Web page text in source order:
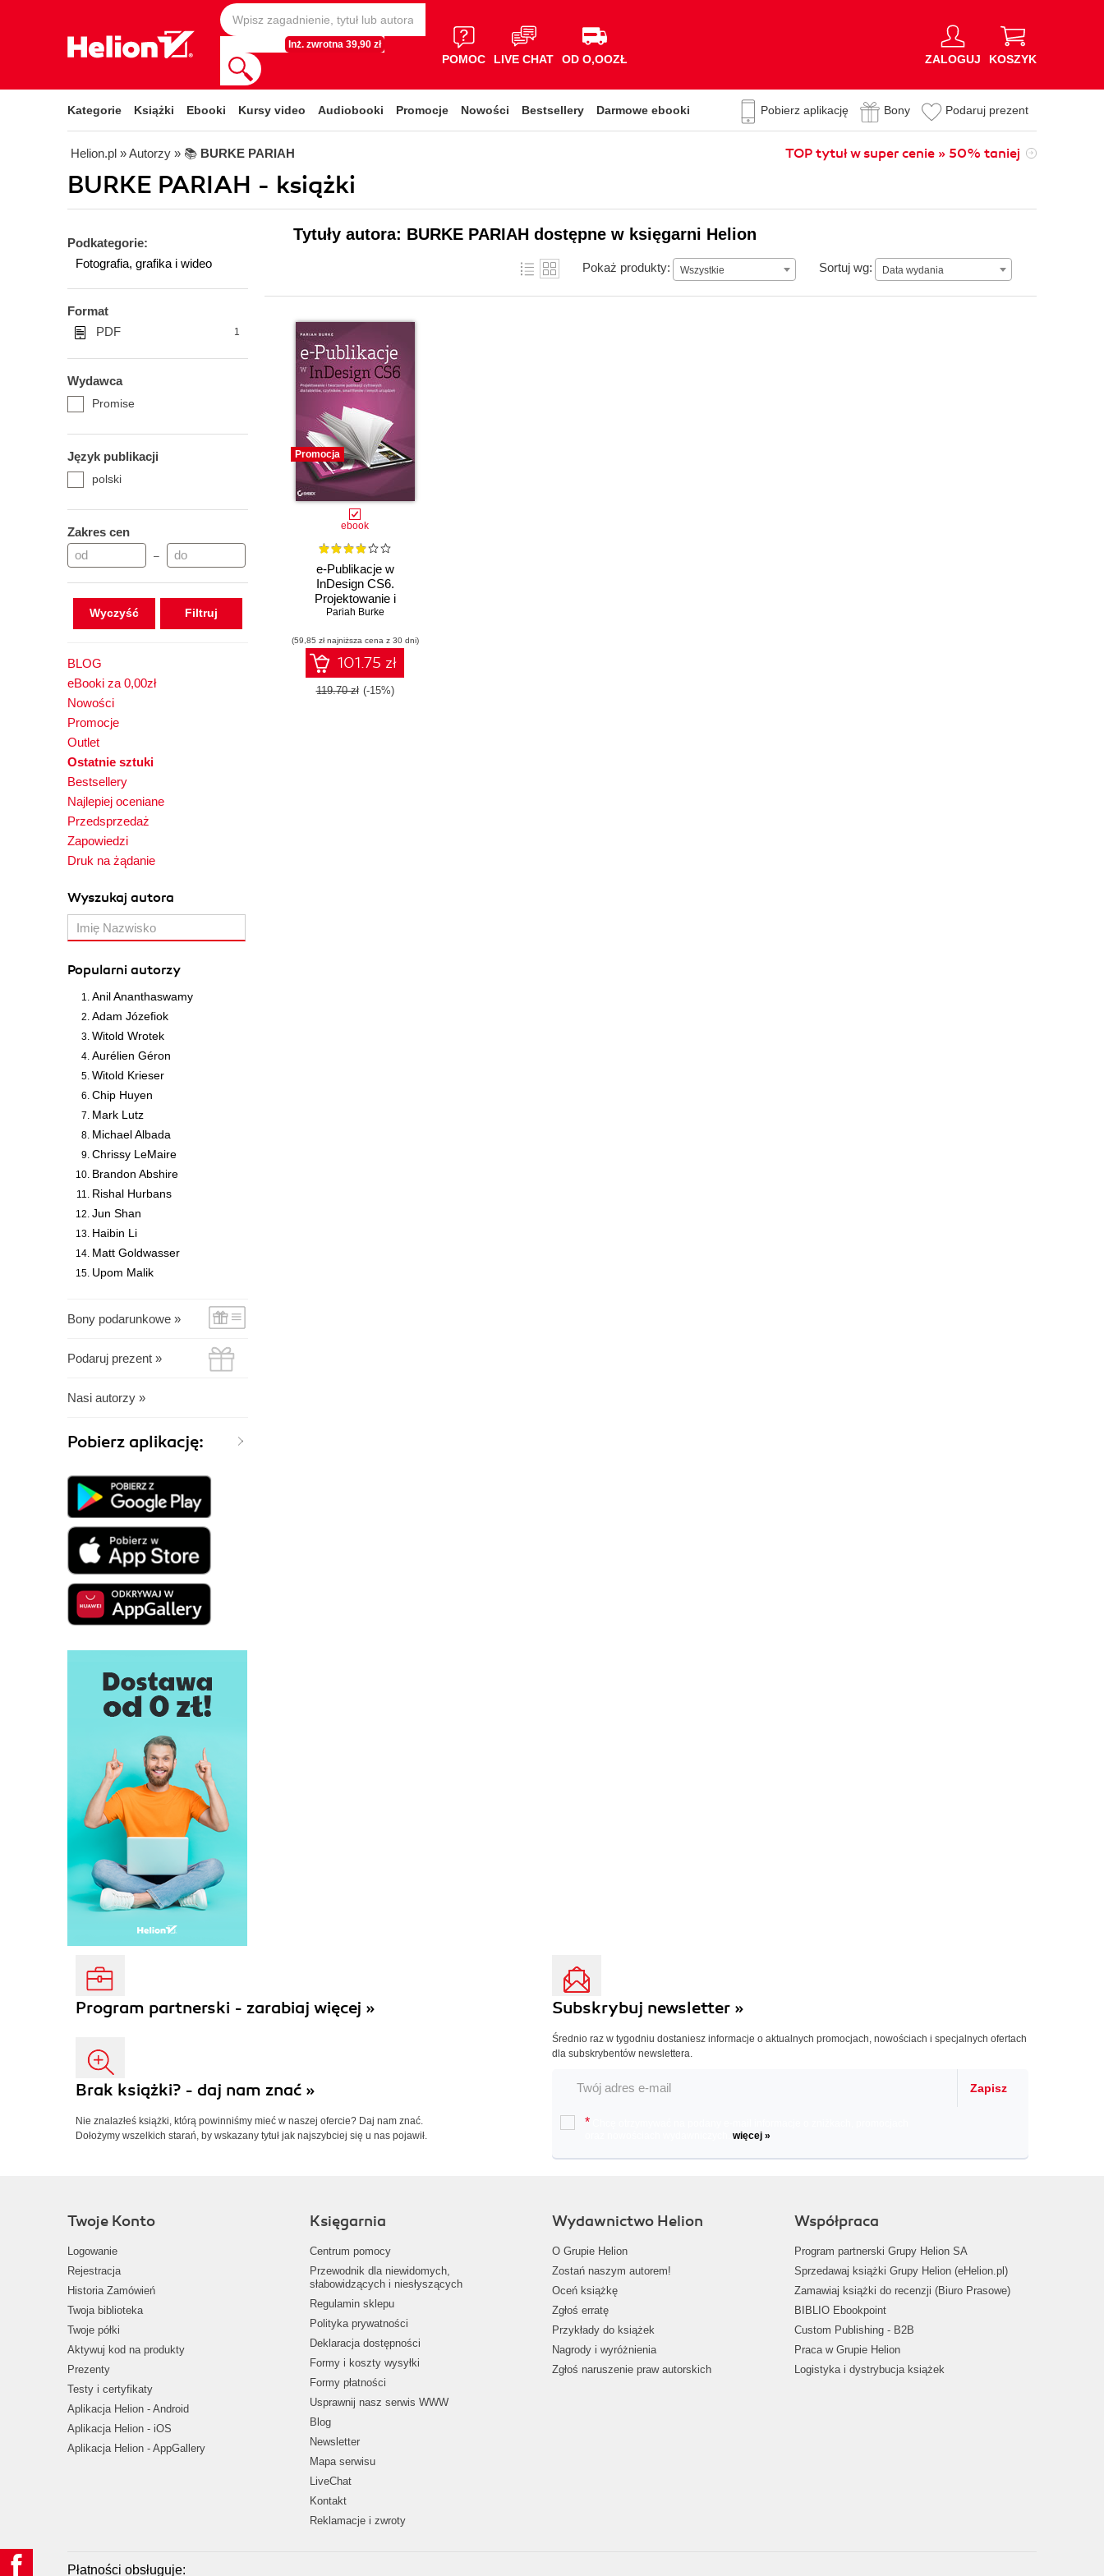
Inż. zwrotna 39,90 zł
POMOC LIVE CHAT OD O,OOZŁ ZALOGUJ KOSZYK
Kategorie Książki Ebooki Kursy video Audiobooki Promocje Nowości Bestsellery Darmowe ebooki Pobierz aplikację Bony Podaruj prezent
Helion.pl » Autorzy » 📚 BURKE PARIAH TOP tytuł w super cenie » 50% taniej
BURKE PARIAH - książki
Podkategorie:
Fotografia, grafika i wideo
Format
PDF
1
Wydawca
Promise
Język publikacji
polski
Zakres cen
–
Wyczyść
BLOG
eBooki za 0,00zł
Nowości
Promocje
Outlet
Ostatnie sztuki
Bestsellery
Najlepiej oceniane
Przedsprzedaż
Zapowiedzi
Druk na żądanie
Wyszukaj autora
Popularni autorzy
Anil Ananthaswamy
Adam Józefiok
Witold Wrotek
Aurélien Géron
Witold Krieser
Chip Huyen
Mark Lutz
Michael Albada
Chrissy LeMaire
Brandon Abshire
Rishal Hurbans
Jun Shan
Haibin Li
Matt Goldwasser
Upom Malik
Bony podarunkowe »
Podaruj prezent »
Nasi autorzy »
Pobierz aplikację:
Tytuły autora: BURKE PARIAH dostępne w księgarni Helion
Pokaż produkty: Wszystkie Sortuj wg: Data wydania
Data wydania
Promocja
ebook
e-Publikacje w
InDesign CS6.
Projektowanie i
tworzenie publikacji
czytników, smartfonów
i innych urządzeń
Pariah Burke
(59,85 zł najniższa cena z 30 dni)
101.75 zł
119.70 zł (-15%)
Program partnerski - zarabiaj więcej »
Brak książki? - daj nam znać »
Nie znalazłeś książki, którą powinniśmy mieć w naszej ofercie? Daj nam znać.
Dołożymy wszelkich starań, by wskazany tytuł jak najszybciej się u nas pojawił.
Subskrybuj newsletter »
Średnio raz w tygodniu dostaniesz informacje o aktualnych promocjach, nowościach i specjalnych ofertach
dla subskrybentów newslettera.
Zapisz
*
więcej »
Twoje Konto
Logowanie
Rejestracja
Historia Zamówień
Twoja biblioteka
Twoje półki
Aktywuj kod na produkty
Prezenty
Testy i certyfikaty
Aplikacja Helion - Android
Aplikacja Helion - iOS
Aplikacja Helion - AppGallery
Księgarnia
Centrum pomocy
Przewodnik dla niewidomych,
słabowidzących i niesłyszących
Regulamin sklepu
Polityka prywatności
Deklaracja dostępności
Formy i koszty wysyłki
Formy płatności
Usprawnij nasz serwis WWW
Blog
Newsletter
Mapa serwisu
LiveChat
Kontakt
Reklamacje i zwroty
Wydawnictwo Helion
O Grupie Helion
Zostań naszym autorem!
Oceń książkę
Zgłoś erratę
Przykłady do książek
Nagrody i wyróżnienia
Zgłoś naruszenie praw autorskich
Współpraca
Program partnerski Grupy Helion SA
Sprzedawaj książki Grupy Helion (eHelion.pl)
Zamawiaj książki do recenzji (Biuro Prasowe)
BIBLIO Ebookpoint
Custom Publishing - B2B
Praca w Grupie Helion
Logistyka i dystrybucja książek
Płatności obsługuje: